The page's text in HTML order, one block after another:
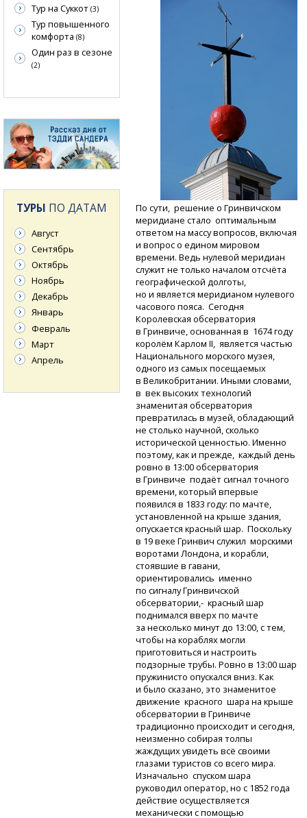
По сути, решение о Гринвичском
меридиане стало оптимальным
ответом на массу вопросов, включая
и вопрос о едином мировом
времени. Ведь нулевой меридиан
служит не только началом отсчёта
географической долготы,
но и является меридианом нулевого
часового пояса. Сегодня
Королевская обсерватория
в Гринвиче, основанная в 1674 году
королём Карлом II, является частью
Национального морского музея,
одного из самых посещаемых
в Великобритании. Иными словами,
в век высоких технологий
знаменитая обсерватория
превратилась в музей, обладающий
не столько научной, сколько
исторической ценностью. Именно
поэтому, как и прежде, каждый день
ровно в 13:00 обсерватория
в Гринвиче подаёт сигнал точного
времени, который впервые
появился в 1833 году: по мачте,
установленной на крыше здания,
опускается красный шар. Поскольку
в 19 веке Гринвич служил морскими
воротами Лондона, и корабли,
стоявшие в гавани,
ориентировались именно
по сигналу Гринвичской
обсерватории,- красный шар
поднимался вверх по мачте
за несколько минут до 13:00, с тем,
чтобы на кораблях могли
приготовиться и настроить
подзорные трубы. Ровно в 13:00 шар
пружинисто опускался вниз. Как
и было сказано, это знаменитое
движение красного шара на крыше
обсерватории в Гринвиче
традиционно происходит и сегодня,
неизменно собирая толпы
жаждущих увидеть всё своими
глазами туристов со всего мира.
Изначально спуском шара
руководил оператор, но с 1852 года
действие осуществляется
механически с помощью
Тур на Суккот (3)
Тур повышенного
комфорта (8)
Один раз в сезоне
(2)
ТУРЫ ПО ДАТАМ
Август
Сентябрь
Октябрь
Ноябрь
Декабрь
Январь
Февраль
Март
Апрель